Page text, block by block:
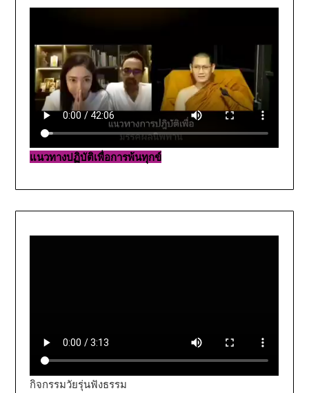
แนวทางปฏิบัติเพื่อการพ้นทุกข์
กิจกรรมวัยรุ่นฟังธรรม